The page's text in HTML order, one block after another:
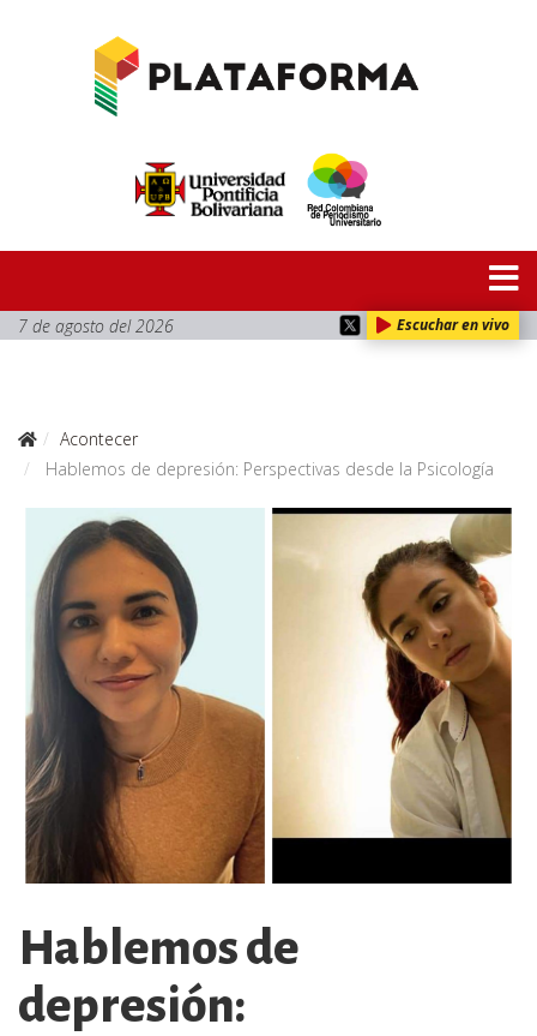
7 de agosto del 2026 Escuchar en vivo
Acontecer
Hablemos de depresión: Perspectivas desde la Psicología
Hablemos de
depresión: